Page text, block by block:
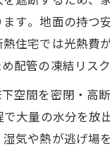
す​。地面の持
住宅では光熱
配管の凍結リス
空間を密閉・高
大量の水分を
気や熱が逃げ場